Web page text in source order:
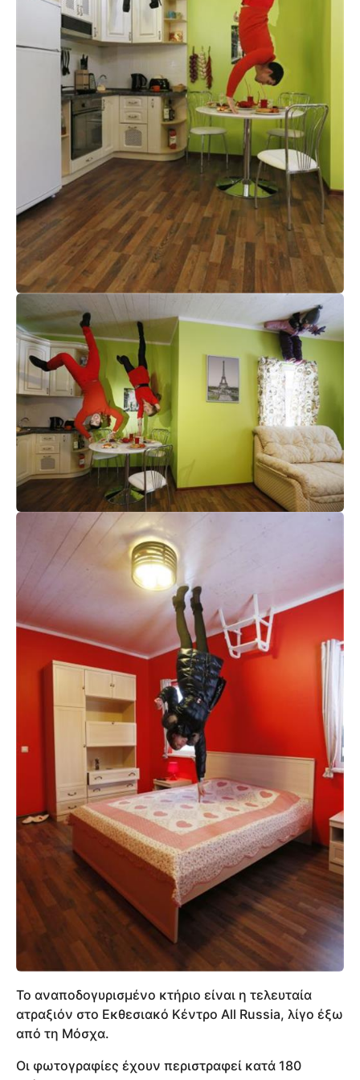
To αναποδογυρισμένο κτήριο είναι η τελευταία
ατραξιόν στο Εκθεσιακό Κέντρο All Russia, λίγο έξω
από τη Μόσχα.
Οι φωτογραφίες έχουν περιστραφεί κατά 180